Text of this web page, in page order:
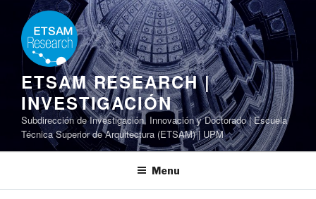
content
ETSAM RESEARCH |
INVESTIGACIÓN
Subdirección de Investigación, Innovación y Doctorado | Escuela
Técnica Superior de Arquitectura (ETSAM) | UPM
Menu